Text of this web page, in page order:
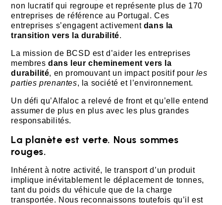
non lucratif qui regroupe et représente plus de 170
entreprises de référence au Portugal. Ces
entreprises s’engagent activementdans la
transition vers la durabilité.
La mission de BCSD est d’aider les entreprises
membresdans leur cheminement vers la
durabilité, en promouvant un impact positif pour les
parties prenantes, la société et l’environnement.
Un défi qu’Alfaloc a relevé de front et qu’elle entend
assumer de plus en plus avec les plus grandes
responsabilités.
La planète est verte. Nous sommes
rouges.
Inhérent à notre activité, le transport d’un produit
implique inévitablement le déplacement de tonnes,
tant du poids du véhicule que de la charge
transportée. Nous reconnaissons toutefois qu’il est